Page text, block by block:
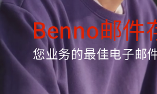
Benno邮件
您业务的最佳电子邮